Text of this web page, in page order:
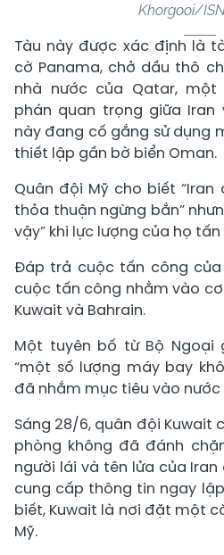
Khorgooi/
Tàu này được xác định là
cờ Panama, chở dầu thô
nhà nước của Qatar,
phán quan trọng giữa Iran
này đang cố gắng sử dụng
thiết lập gần bờ biển Oman.
Quân đội Mỹ cho biết
thỏa thuận ngừng bắn”
vậy” khi lực lượng của họ
Đáp trả cuộc tấn công của
cuộc tấn công nhằm vào
Kuwait và Bahrain.
Một tuyên bố từ Bộ Ngoại
“một số lượng máy bay
đã nhắm mục tiêu vào nước
Sáng 28/6, quân đội Kuwait
phòng không đã đánh
người lái và tên lửa của
cung cấp thông tin ngay
biết, Kuwait là nơi đặt một
Mỹ.